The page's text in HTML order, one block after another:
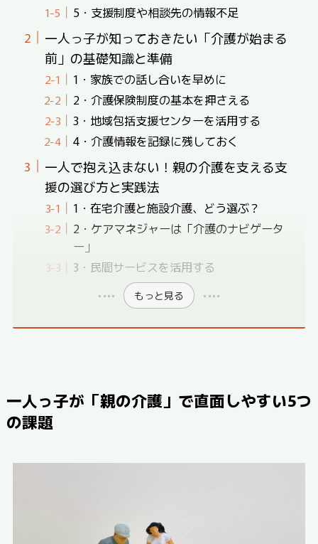
5・支援制度や相談先の情報不足
一人っ子が知っておきたい「介護が始まる
前」の基礎知識と準備
1・家族での話し合いを早めに
2・介護保険制度の基本を押さえる
3・地域包括支援センターを活用する
4・介護情報を記録に残しておく
一人で抱え込まない！親の介護を支える支
援の選び方と実践法
1・在宅介護と施設介護、どう選ぶ？
2・ケアマネジャーは「介護のナビゲータ
ー」
3・民間サービスを活用する
もっと見る
一人っ子が「親の介護」で直面しやすい5つ
の課題